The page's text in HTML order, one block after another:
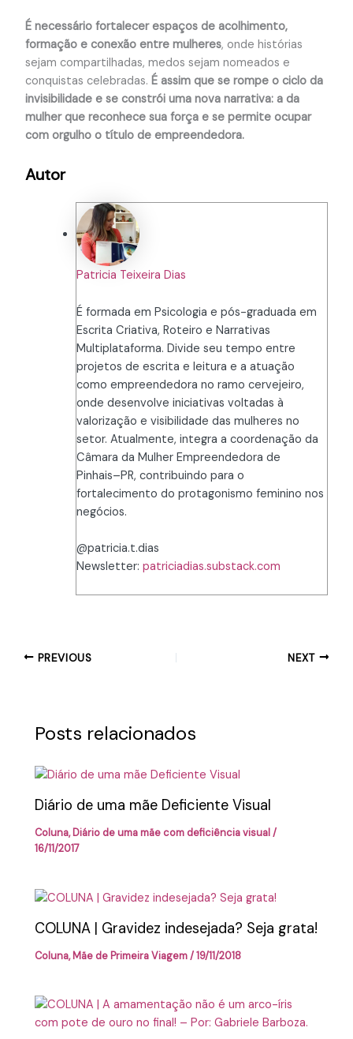
É necessário fortalecer espaços de acolhimento,
formação e conexão entre mulheres, onde histórias
sejam compartilhadas, medos sejam nomeados e
conquistas celebradas. É assim que se rompe o ciclo da
invisibilidade e se constrói uma nova narrativa: a da
mulher que reconhece sua força e se permite ocupar
com orgulho o título de empreendedora.
Autor
Patricia Teixeira Dias
É formada em Psicologia e pós-graduada em
Escrita Criativa, Roteiro e Narrativas
Multiplataforma. Divide seu tempo entre
projetos de escrita e leitura e a atuação
como empreendedora no ramo cervejeiro,
onde desenvolve iniciativas voltadas à
valorização e visibilidade das mulheres no
setor. Atualmente, integra a coordenação da
Câmara da Mulher Empreendedora de
Pinhais–PR, contribuindo para o
fortalecimento do protagonismo feminino nos
negócios.
@patricia.t.dias
Newsletter: patriciadias.substack.com
PREVIOUS NEXT
Posts relacionados
Diário de uma mãe Deficiente Visual
Coluna,Diário de uma mãe com deficiência visual/
16/11/2017
COLUNA | Gravidez indesejada? Seja grata!
Coluna,Mãe de Primeira Viagem/19/11/2018